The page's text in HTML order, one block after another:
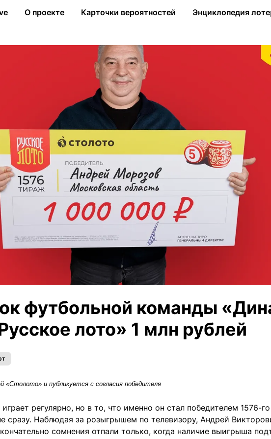
О проекте Карточки вероятностей Энциклопедия
футбольной команды
лото» 1 млн рублей
«Столото» и публикуется с согласия победителя
регулярно, но в то, что именно он стал победителем 1576-
сразу. Наблюдая за розыгрышем по телевизору, Андрей
сомнения отпали только, когда наличие выигрыша